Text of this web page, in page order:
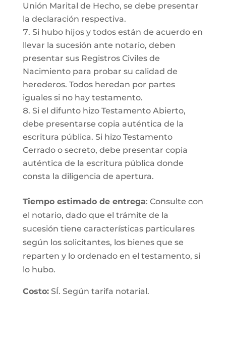
Unión Marital de Hecho, se debe presentar
la declaración respectiva.
Si hubo hijos y todos están de acuerdo en
llevar la sucesión ante notario, deben
presentar sus Registros Civiles de
Nacimiento para probar su calidad de
herederos. Todos heredan por partes
iguales si no hay testamento.
Si el difunto hizo Testamento Abierto,
debe presentarse copia auténtica de la
escritura pública. Si hizo Testamento
Cerrado o secreto, debe presentar copia
auténtica de la escritura pública donde
consta la diligencia de apertura.
Tiempo estimado de entrega: Consulte con
el notario, dado que el trámite de la
sucesión tiene características particulares
según los solicitantes, los bienes que se
reparten y lo ordenado en el testamento, si
lo hubo.
Costo:SÍ. Según tarifa notarial.